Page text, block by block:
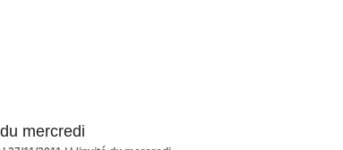
mercredi